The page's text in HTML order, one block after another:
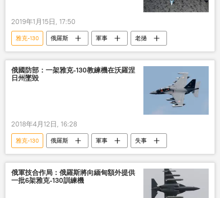
2019年1月15日, 17:50
雅克-130 俄羅斯 軍事 老撾
俄國防部：一架雅克-130教練機在沃羅涅
日州墜毀
2018年4月12日, 16:28
雅克-130 俄羅斯 軍事 失事
俄軍技合作局：俄羅斯將向緬甸額外提供
一批6架雅克-130訓練機